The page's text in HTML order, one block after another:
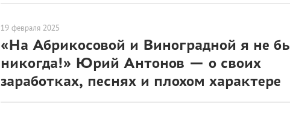
19 февраля 2025
«На Абрикосовой и Виноградной я не
никогда!» Юрий Антонов — о своих
заработках, песнях и плохом характере